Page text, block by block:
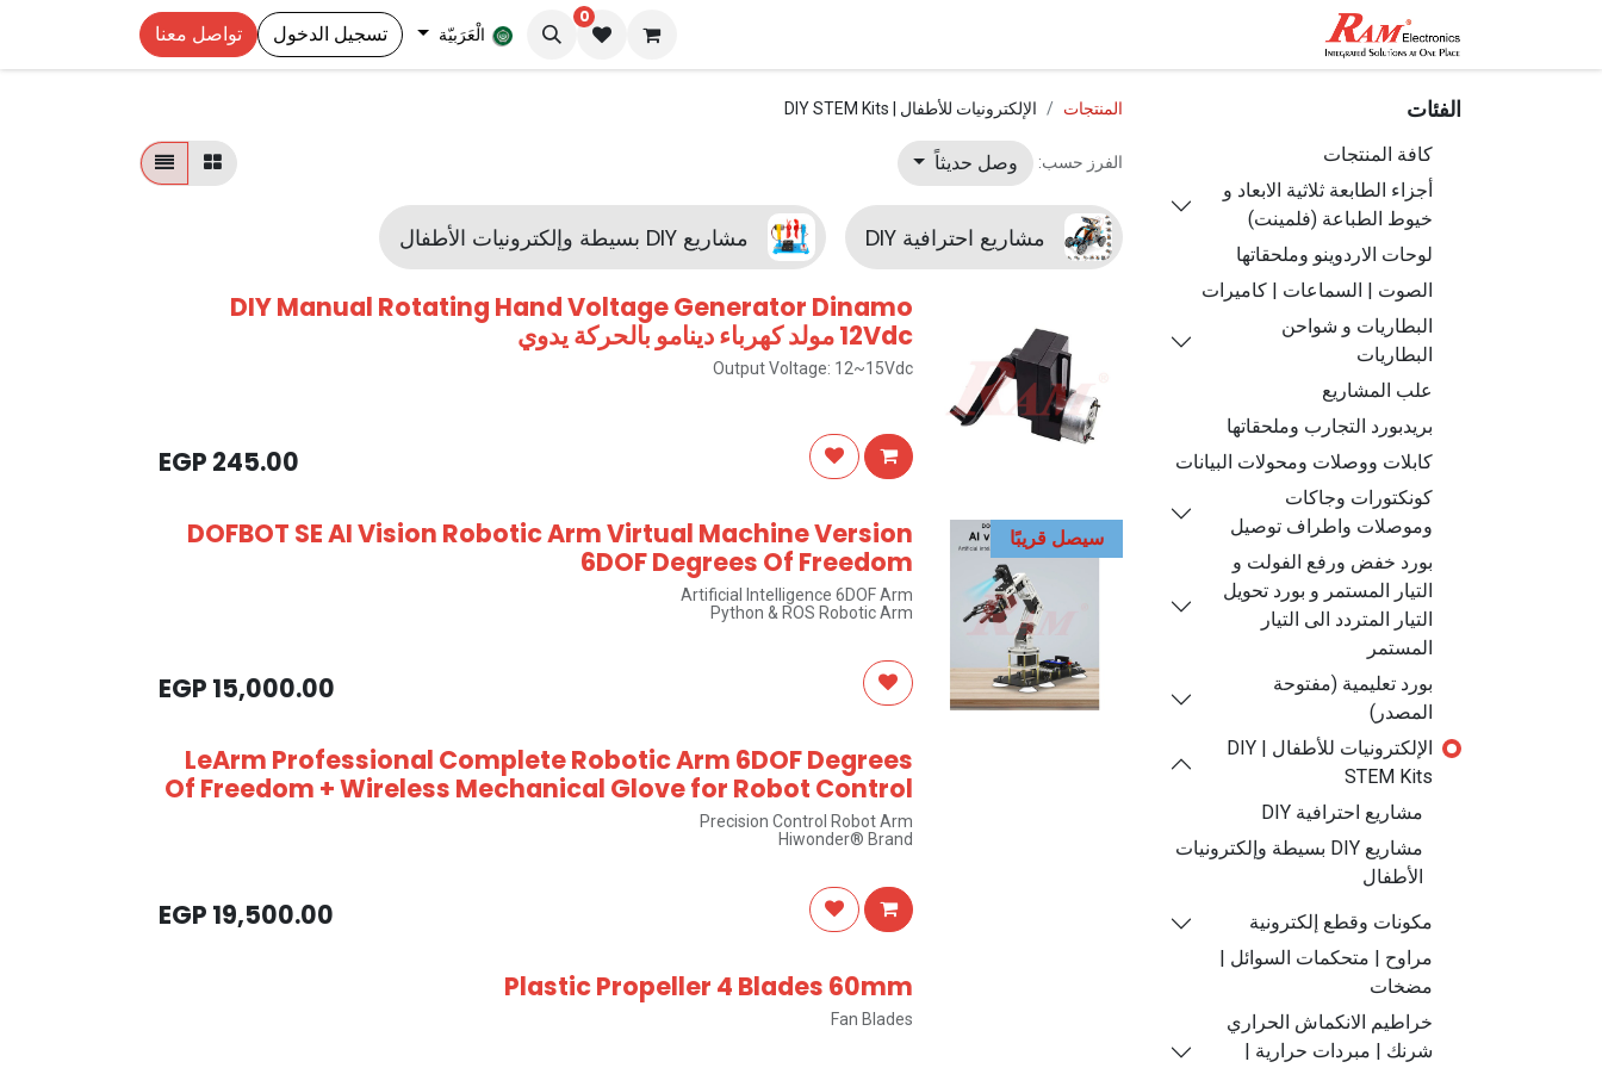
0
الْعَرَبيّة تسجيل الدخول تواصل معنا
الفئات
كافة المنتجات
أجزاء الطابعة ثلاثية الابعاد و
خيوط الطباعة (فلمينت)
لوحات الاردوينو وملحقاتها
الصوت | السماعات | كاميرات
البطاريات و شواحن
البطاريات
علب المشاريع
بريدبورد التجارب وملحقاتها
كابلات ووصلات ومحولات البيانات
كونكتورات وجاكات
وموصلات واطراف توصيل
بورد خفض ورفع الفولت و
التيار المستمر و بورد تحويل
التيار المتردد الى التيار
المستمر
بورد تعليمية (مفتوحة
المصدر)
الإلكترونيات للأطفال | DIY
STEM Kits
مشاريع احترافية DIY
مشاريع DIY بسيطة وإلكترونيات
الأطفال
مكونات وقطع إلكترونية
مراوح | متحكمات السوائل |
مضخات
خراطيم الانكماش الحراري
شرنك | مبردات حرارية |
المنتجات الإلكترونيات للأطفال | DIY STEM Kits
الفرز حسب: وصل حديثاً
مشاريع احترافية DIY مشاريع DIY بسيطة وإلكترونيات الأطفال
DIY Manual Rotating Hand Voltage Generator Dinamo
12Vdc مولد كهرباء دينامو بالحركة يدوي
Output Voltage: 12~15Vdc
245.00
سيصل قريبًا
DOFBOT SE AI Vision Robotic Arm Virtual Machine Version
6DOF Degrees Of Freedom
Artificial Intelligence 6DOF Arm
Python & ROS Robotic Arm
15,000.00
LeArm Professional Complete Robotic Arm 6DOF Degrees
Of Freedom + Wireless Mechanical Glove for Robot Control
Precision Control Robot Arm
Hiwonder® Brand
19,500.00
Plastic Propeller 4 Blades 60mm
Fan Blades